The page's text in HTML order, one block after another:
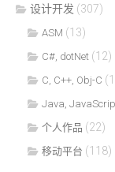
设计开发 (307)
ASM (13)
C#, dotNet (12)
C, C++, Obj-C
Java,
个人作品 (22)
移动平台 (118)